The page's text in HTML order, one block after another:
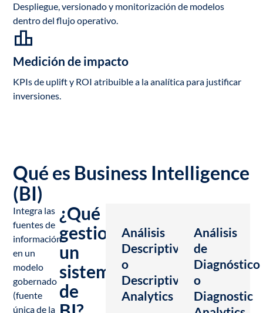
Despliegue, versionado y monitorización de modelos
dentro del flujo operativo.
Medición de impacto
KPIs de uplift y ROI atribuible a la analítica para justificar
inversiones.
Qué es Business Intelligence
(BI)
Integra las
fuentes de
información
en un
modelo
gobernado
(fuente
única de la
¿Qué
gestiona
un
sistema
de
Análisis
Descriptivo
o
Descriptive
Analytics
Análisis
de
Diagnóstico
o
Diagnostic